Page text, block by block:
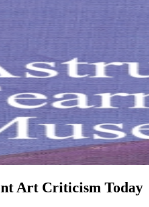
Art Criticism Today